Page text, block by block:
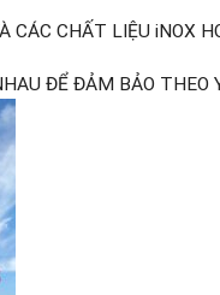
CÁC CHẤT LIỆU iNOX
ĐỂ ĐẢM BẢO THEO